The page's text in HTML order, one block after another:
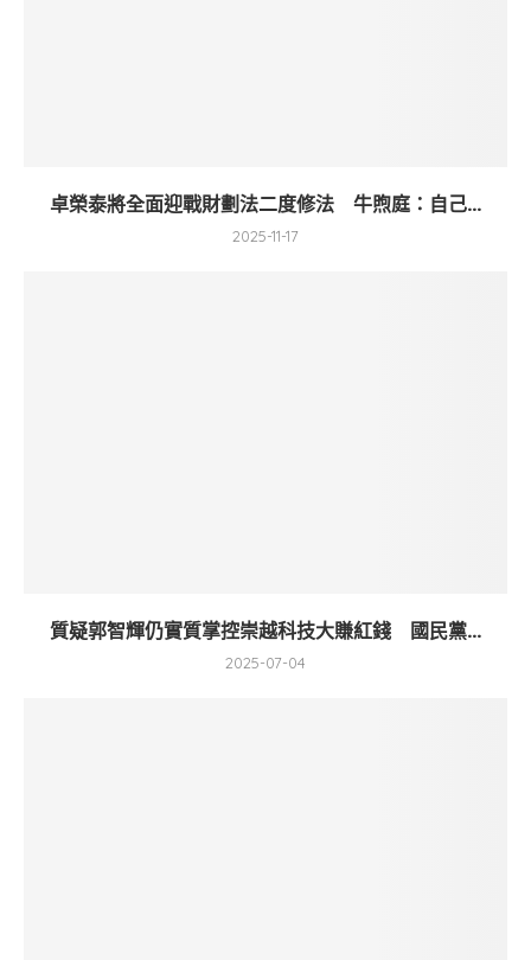
卓榮泰將全面迎戰財劃法二度修法 牛煦庭：自己...
2025-11-17
質疑郭智輝仍實質掌控崇越科技大賺紅錢 國民黨...
2025-07-04